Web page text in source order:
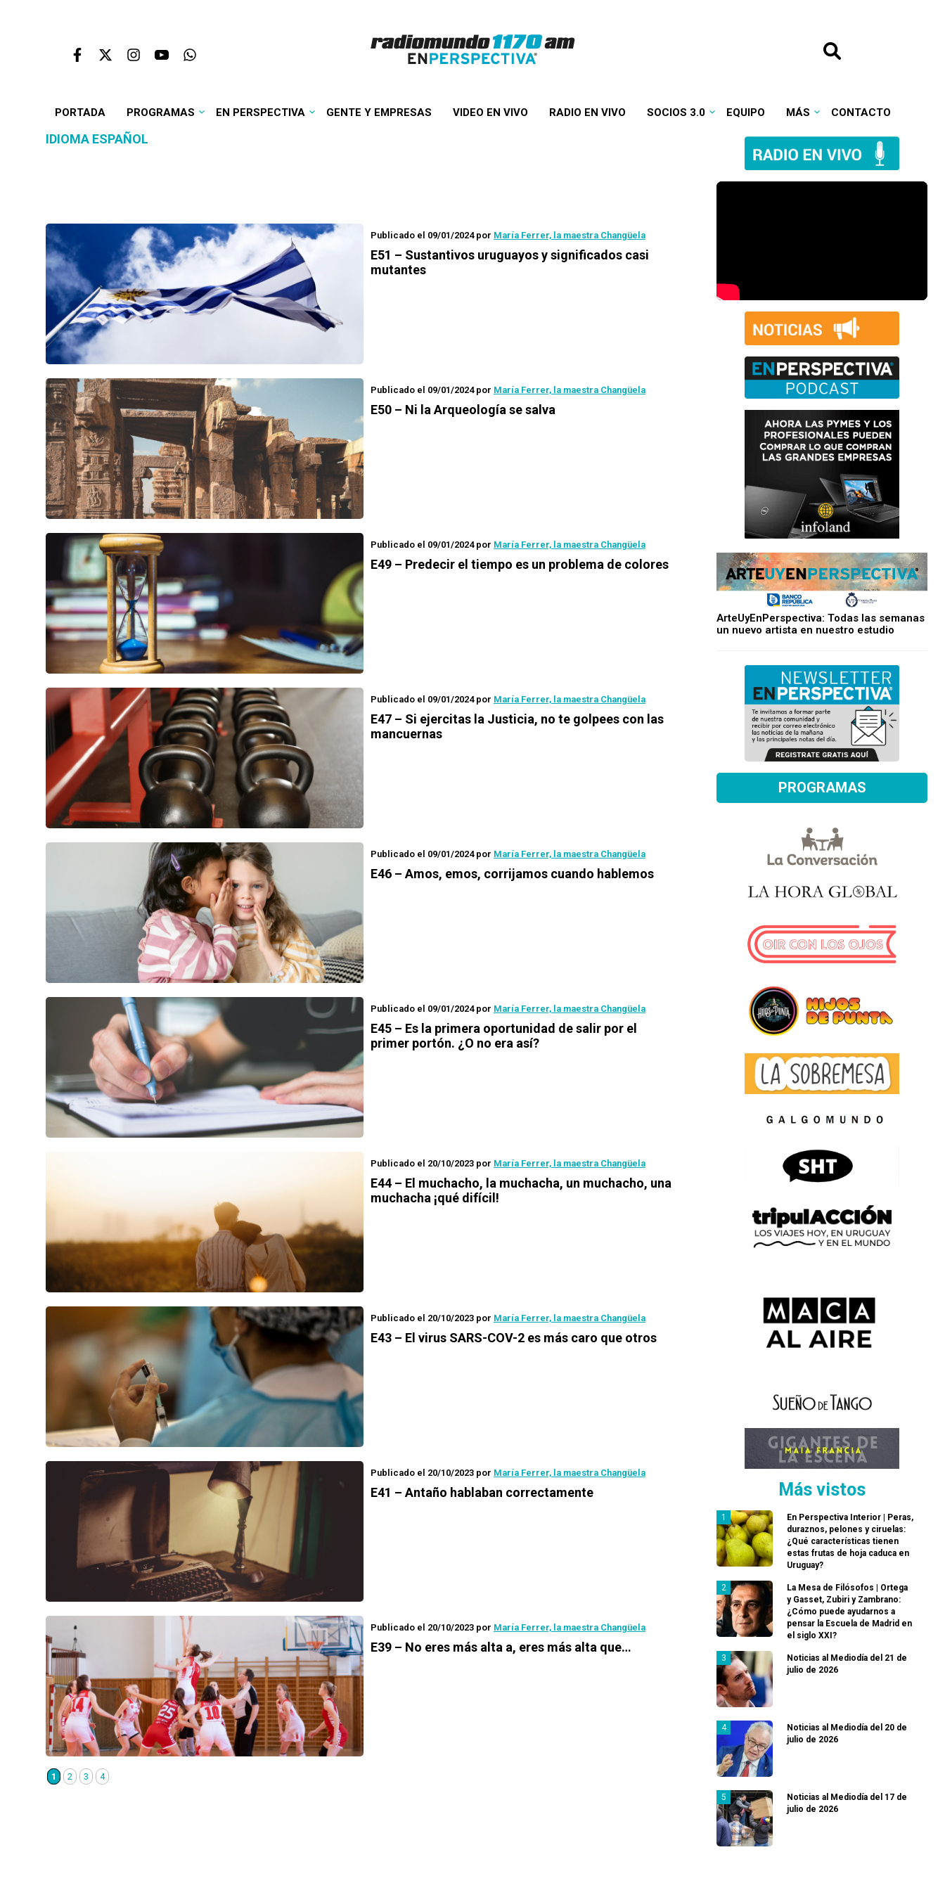
PORTADA PROGRAMAS EN PERSPECTIVA GENTE Y EMPRESAS VIDEO EN VIVO RADIO EN VIVO SOCIOS 3.0 EQUIPO MÁS CONTACTO
IDIOMA ESPAÑOL
Publicado el 09/01/2024por María Ferrer, la maestra Changüela
E51 – Sustantivos uruguayos y significados casi
mutantes
Publicado el 09/01/2024por María Ferrer, la maestra Changüela
E50 – Ni la Arqueología se salva
Publicado el 09/01/2024por María Ferrer, la maestra Changüela
E49 – Predecir el tiempo es un problema de colores
Publicado el 09/01/2024por María Ferrer, la maestra Changüela
E47 – Si ejercitas la Justicia, no te golpees con las
mancuernas
Publicado el 09/01/2024por María Ferrer, la maestra Changüela
E46 – Amos, emos, corrijamos cuando hablemos
Publicado el 09/01/2024por María Ferrer, la maestra Changüela
E45 – Es la primera oportunidad de salir por el
primer portón. ¿O no era así?
Publicado el 20/10/2023 por María Ferrer, la maestra Changüela
E44 – El muchacho, la muchacha, un muchacho, una
muchacha ¡qué difícil!
Publicado el 20/10/2023 por María Ferrer, la maestra Changüela
E43 – El virus SARS-COV-2 es más caro que otros
Publicado el 20/10/2023 por María Ferrer, la maestra Changüela
E41 – Antaño hablaban correctamente
Publicado el 20/10/2023 por María Ferrer, la maestra Changüela
E39 – No eres más alta a, eres más alta que…
1 2 3 4
ArteUyEnPerspectiva: Todas las semanas
un nuevo artista en nuestro estudio
PROGRAMAS
Más vistos
En Perspectiva Interior | Peras,
duraznos, pelones y ciruelas:
¿Qué características tienen
estas frutas de hoja caduca en
Uruguay?
La Mesa de Filósofos | Ortega
y Gasset, Zubiri y Zambrano:
¿Cómo puede ayudarnos a
pensar la Escuela de Madrid en
el siglo XXI?
Noticias al Mediodía del 21 de
julio de 2026
Noticias al Mediodía del 20 de
julio de 2026
Noticias al Mediodía del 17 de
julio de 2026